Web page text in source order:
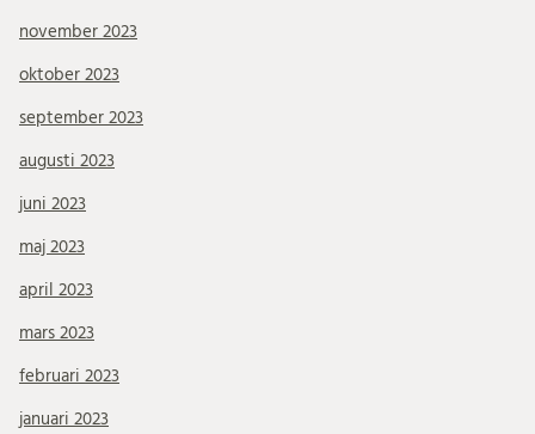
november 2023
oktober 2023
september 2023
augusti 2023
juni 2023
maj 2023
april 2023
mars 2023
februari 2023
januari 2023